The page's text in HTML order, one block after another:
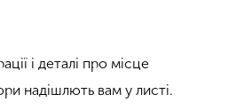
і деталі про місце
надішлють вам у листі.